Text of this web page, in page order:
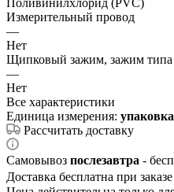
Измерительный провод
—
Нет
Щипковый зажим, зажим типа
—
Нет
Все характеристики
Единица измерения: упаковка
Рассчитать доставку
Самовывоз послезавтра -
Доставка бесплатна при